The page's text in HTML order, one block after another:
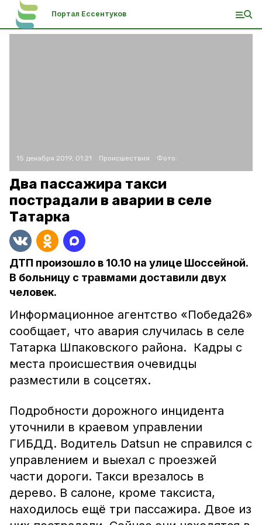
Портал Ессентуков
15 декабря 2019, 01:21 Происшествия Фото:
Два пассажира такси
пострадали в аварии в селе
Татарка
ДТП произошло в 10.10 на улице Шоссейной.
В больницу с травмами доставили двух
человек.
Информационное агентство «Победа26»
сообщает, что авария случилась в селе
Татарка Шпаковского района. Кадры с
места происшествия очевидцы
разместили в соцсетях.
Подробности дорожного инцидента
уточнили в краевом управлении
ГИБДД. Водитель Datsun не справился с
управлением и выехал с проезжей
части дороги. Такси врезалось в
дерево. В салоне, кроме таксиста,
находилось ещё три пассажира. Двое из